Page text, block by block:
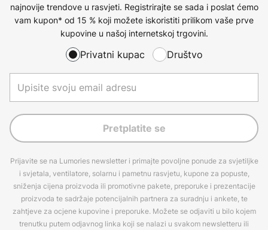
najnovije trendove u rasvjeti. Registrirajte se sada i poslat ćemo
vam kupon* od 15 % koji možete iskoristiti prilikom vaše prve
kupovine u našoj internetskoj trgovini.
Privatni kupac Društvo
Pretplatite se
Prijavite se na Lumories newsletter i primajte povoljne ponude za svjetiljke
i svjetala, ventilatore, solarnu i pametnu rasvjetu, kupone za popuste,
sniženja cijena proizvoda ili promotivne pakete, preporuke i prezentacije
proizvoda te sadržaje potencijalnih partnera za suradnju i ankete, te
zahtjeve za ocjene kupovine i preporuke. Možete se odjaviti u bilo kojem
trenutku putem odjavnog linka koji se nalazi u svakom newsletteru ili